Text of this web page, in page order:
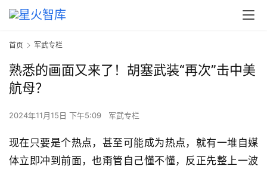
首页 军武专栏
熟悉的画面又来了！胡塞武装“再次”击中美
航母？
2024年11月15日 下午5:09 军武专栏
现在只要是个热点，甚至可能成为热点，就有一堆自媒
体立即冲到前面，也甭管自己懂不懂，反正先整上一波